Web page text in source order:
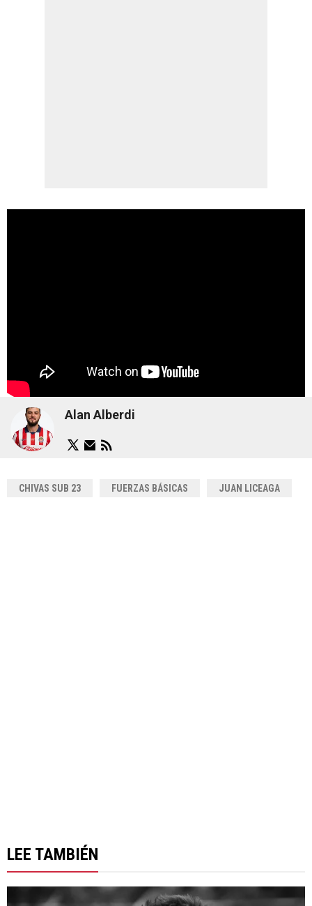
Alan Alberdi
CHIVAS SUB 23 FUERZAS BÁSICAS JUAN LICEAGA
LEE TAMBIÉN